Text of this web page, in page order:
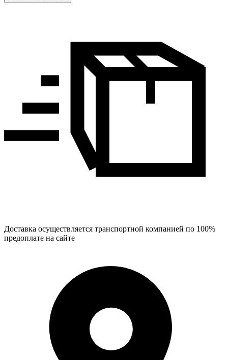
Доставка осуществляется транспортной компанией по 100%
предоплате на сайте